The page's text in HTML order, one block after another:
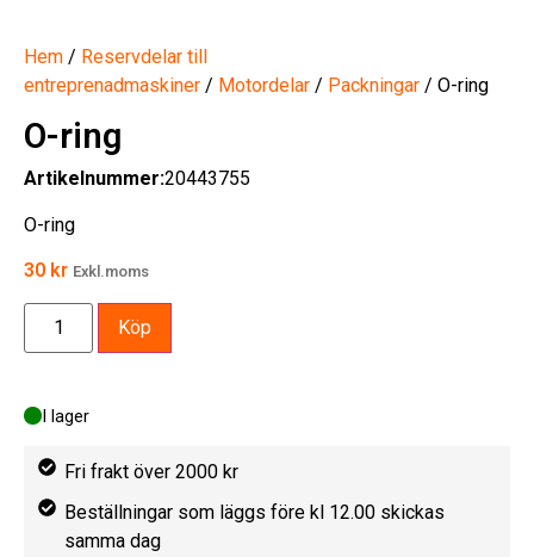
Hem / Reservdelar till
entreprenadmaskiner / Motordelar / Packningar / O-ring
O-ring
Artikelnummer:20443755
O-ring
30 kr Exkl.moms
I lager
Köp
Fri frakt över 2000 kr
Beställningar som läggs före kl 12.00 skickas
samma dag